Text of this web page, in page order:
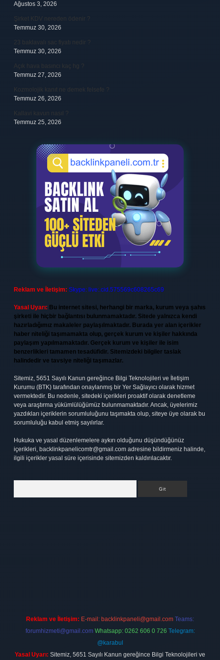
Ağustos 3, 2026
Şirket KDV nereden ödenir ?
Temmuz 30, 2026
23 baklavalı sac fiyatı nedir ?
Temmuz 30, 2026
Açık hava basıncı kaç hg ?
Temmuz 27, 2026
Kozmolojik kanıt ne demek felsefe ?
Temmuz 26, 2026
Kallavi kavun nasıl ?
Temmuz 25, 2026
Reklam ve İletişim: Skype: live:.cid.575569c608265c69
Yasal Uyarı: Bu internet sitesi, herhangi bir marka, kurum veya şahıs
şirketi ile hiçbir bağlantısı bulunmamaktadır. Sitede yalnızca kendi
hazırladığımız makaleler paylaşılmaktadır. Burada yer alan içerikler
haber niteliği taşımamakta olup, gerçek kurum ve kişiler hakkında
paylaşım yapılmamaktadır. Gerçek kurum ve kişiler ile isim
benzerlikleri tamamen tesadüfidir. Sitemizdeki bilgiler taslak
halindedir ve tavsiye niteliği taşımazlar.
Sitemiz, 5651 Sayılı Kanun gereğince Bilgi Teknolojileri ve İletişim
Kurumu (BTK) tarafından onaylanmış bir Yer Sağlayıcı olarak hizmet
vermektedir. Bu nedenle, sitedeki içerikleri proaktif olarak denetleme
veya araştırma yükümlülüğümüz bulunmamaktadır. Ancak, üyelerimiz
yazdıkları içeriklerin sorumluluğunu taşımakta olup, siteye üye olarak bu
sorumluluğu kabul etmiş sayılırlar.
Hukuka ve yasal düzenlemelere aykırı olduğunu düşündüğünüz
içerikleri, backlinkpanelicomtr@gmail.com adresine bildirmeniz halinde,
ilgili içerikler yasal süre içerisinde sitemizden kaldırılacaktır.
Reklam ve İletişim: E-mail: backlinkpaneli@gmail.com Teams:
forumhizmeti@gmail.com Whatsapp: 0262 606 0 726 Telegram:
@karabul
Yasal Uyarı: Sitemiz, 5651 Sayılı Kanun gereğince Bilgi Teknolojileri ve